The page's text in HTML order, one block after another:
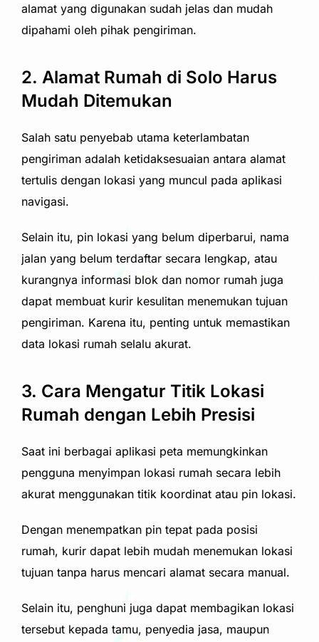
alamat yang digunakan sudah jelas dan mudah
dipahami oleh pihak pengiriman.
2. Alamat Rumah di Solo Harus
Mudah Ditemukan
Salah satu penyebab utama keterlambatan
pengiriman adalah ketidaksesuaian antara alamat
tertulis dengan lokasi yang muncul pada aplikasi
navigasi.
Selain itu, pin lokasi yang belum diperbarui, nama
jalan yang belum terdaftar secara lengkap, atau
kurangnya informasi blok dan nomor rumah juga
dapat membuat kurir kesulitan menemukan tujuan
pengiriman. Karena itu, penting untuk memastikan
data lokasi rumah selalu akurat.
3. Cara Mengatur Titik Lokasi
Rumah dengan Lebih Presisi
Saat ini berbagai aplikasi peta memungkinkan
pengguna menyimpan lokasi rumah secara lebih
akurat menggunakan titik koordinat atau pin lokasi.
Dengan menempatkan pin tepat pada posisi
rumah, kurir dapat lebih mudah menemukan lokasi
tujuan tanpa harus mencari alamat secara manual.
Selain itu, penghuni juga dapat membagikan lokasi
tersebut kepada tamu, penyedia jasa, maupun